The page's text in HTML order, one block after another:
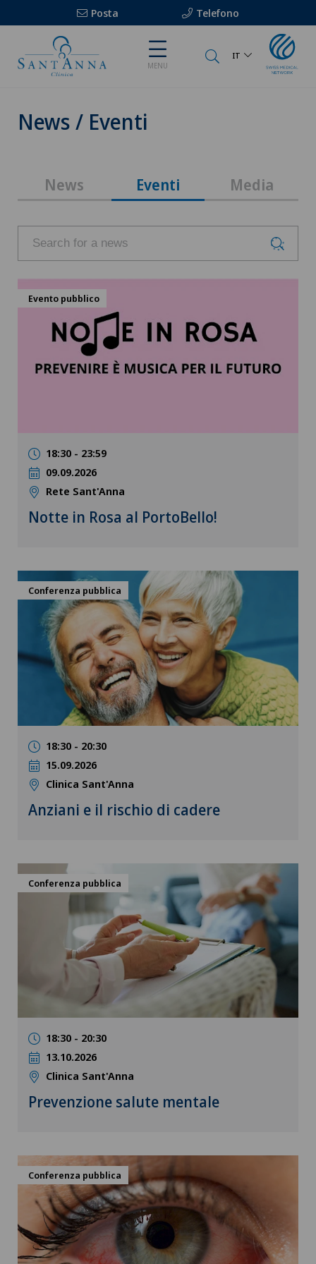
Posta Telefono
MENU
IT
News / Eventi
News Eventi Media
Evento pubblico
18:30 - 23:59
09.09.2026
Rete Sant'Anna
Notte in Rosa al PortoBello!
Conferenza pubblica
18:30 - 20:30
15.09.2026
Clinica Sant'Anna
Anziani e il rischio di cadere
Conferenza pubblica
18:30 - 20:30
13.10.2026
Clinica Sant'Anna
Prevenzione salute mentale
Conferenza pubblica